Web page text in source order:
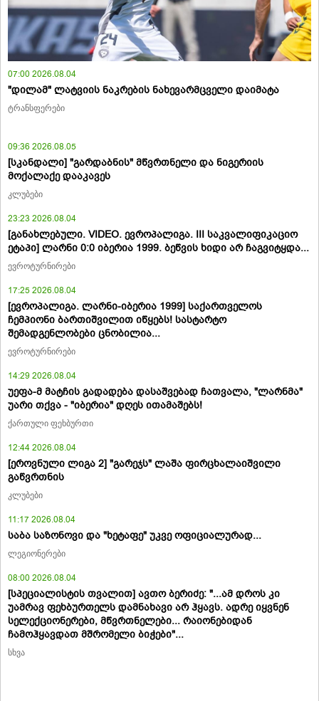
07:00 2026.08.04
"დილამ" ლატვიის ნაკრების ნახევარმცველი დაიმატა
ტრანსფერები
09:36 2026.08.05
[სკანდალი] "გარდაბნის" მწვრთნელი და ნიგერიის
მოქალაქე დააკავეს
კლუბები
23:23 2026.08.04
[განახლებული. VIDEO. ევროპალიგა. III საკვალიფიკაციო
ეტაპი] ლარნი 0:0 იბერია 1999. ბეწვის ხიდი არ ჩაგვიტყდა...
ევროტურნირები
17:25 2026.08.04
[ევროპალიგა. ლარნი-იბერია 1999] საქართველოს
ჩემპიონი ბართიშვილით იწყებს! სასტარტო
შემადგენლობები ცნობილია...
ევროტურნირები
14:29 2026.08.04
უეფა-მ მატჩის გადადება დასაშვებად ჩათვალა, "ლარნმა"
უარი თქვა - "იბერია" დღეს ითამაშებს!
ქართული ფეხბურთი
12:44 2026.08.04
[ეროვნული ლიგა 2] "გარეჯს" ლაშა ფირცხალაიშვილი
გაწვრთნის
კლუბები
11:17 2026.08.04
საბა საზონოვი და "ხეტაფე" უკვე ოფიციალურად...
ლეგიონერები
08:00 2026.08.04
[სპეციალისტის თვალით] ავთო ბერიძე: "...ამ დროს კი
უამრავ ფეხბურთელს დამნახავი არ ჰყავს. ადრე იყვნენ
სელექციონერები, მწვრთნელები... რაიონებიდან
ჩამოჰყავდათ მშრომელი ბიჭები"...
სხვა